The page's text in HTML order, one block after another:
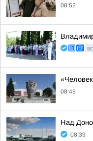
08:52
08:45
Над
08:39